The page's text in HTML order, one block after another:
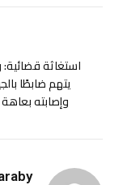
استغاثة قضائية:
يتهم ضابطًا
وإصابته